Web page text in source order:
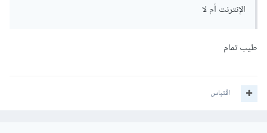
الإنترنت أم لا
طيب تمام
اقتباس